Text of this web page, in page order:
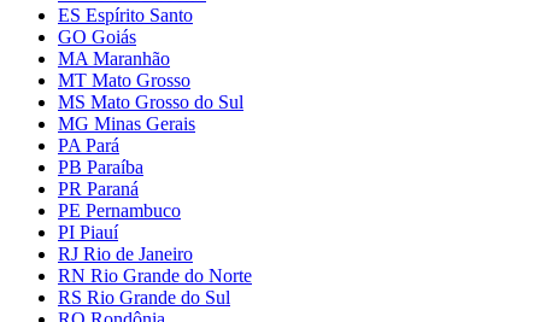
ES Espírito Santo
GO Goiás
MA Maranhão
MT Mato Grosso
MS Mato Grosso do Sul
MG Minas Gerais
PA Pará
PB Paraíba
PR Paraná
PE Pernambuco
PI Piauí
RJ Rio de Janeiro
RN Rio Grande do Norte
RS Rio Grande do Sul